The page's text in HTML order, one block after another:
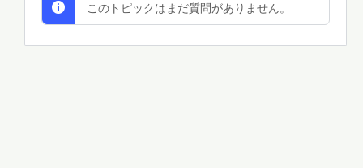
このトピックはまだ質問がありません。